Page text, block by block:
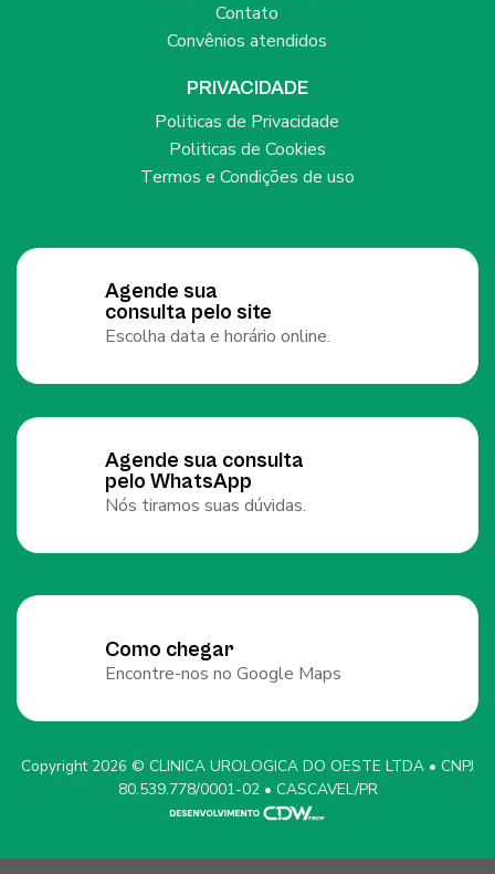
Contato
Convênios atendidos
PRIVACIDADE
Politicas de Privacidade
Politicas de Cookies
Termos e Condições de uso
Agende sua
consulta pelo site
Escolha data e horário online.
Agende sua consulta
pelo WhatsApp
Nós tiramos suas dúvidas.
Como chegar
Encontre-nos no Google Maps
Copyright 2026 © CLINICA UROLOGICA DO OESTE LTDA • CNPJ
80.539.778/0001-02 • CASCAVEL/PR